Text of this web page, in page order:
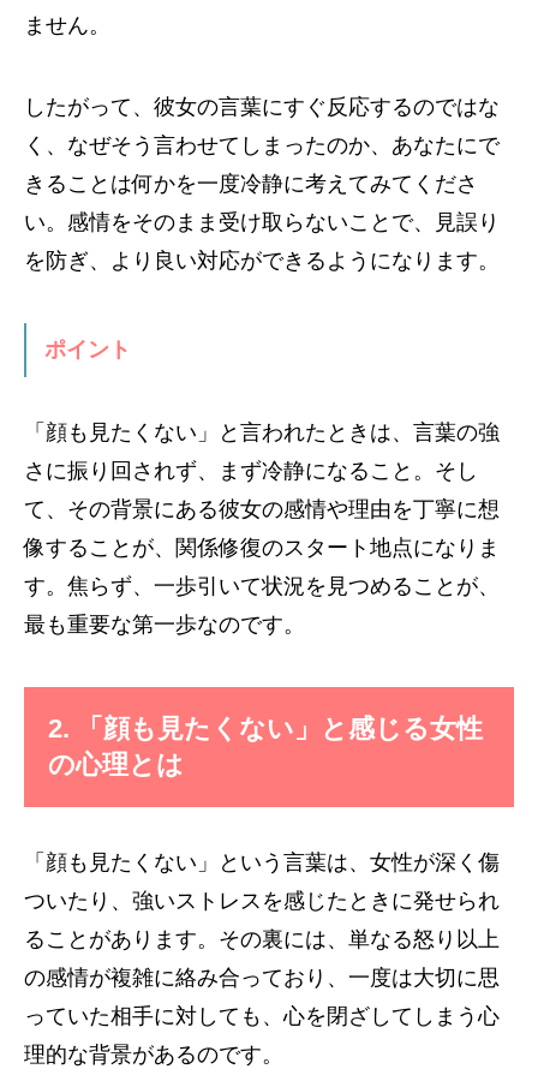
ません。
したがって、彼女の言葉にすぐ反応するのではな
く、なぜそう言わせてしまったのか、あなたにで
きることは何かを一度冷静に考えてみてくださ
い。感情をそのまま受け取らないことで、見誤り
を防ぎ、より良い対応ができるようになります。
ポイント
「顔も見たくない」と言われたときは、言葉の強
さに振り回されず、まず冷静になること。そし
て、その背景にある彼女の感情や理由を丁寧に想
像することが、関係修復のスタート地点になりま
す。焦らず、一歩引いて状況を見つめることが、
最も重要な第一歩なのです。
2. 「顔も見たくない」と感じる女性
の心理とは
「顔も見たくない」という言葉は、女性が深く傷
ついたり、強いストレスを感じたときに発せられ
ることがあります。その裏には、単なる怒り以上
の感情が複雑に絡み合っており、一度は大切に思
っていた相手に対しても、心を閉ざしてしまう心
理的な背景があるのです。